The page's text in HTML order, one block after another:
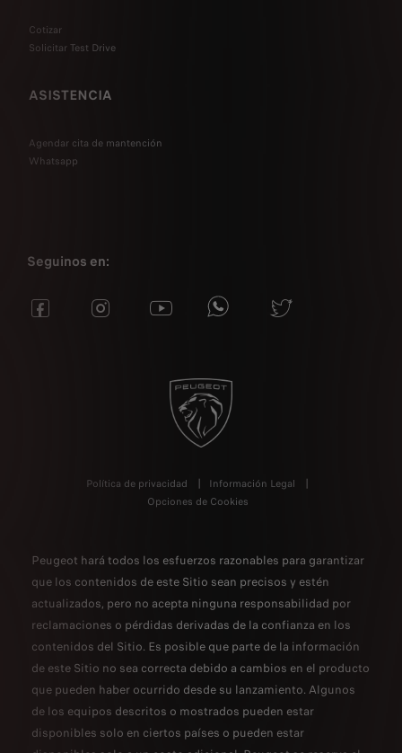
Cotizar
Solicitar Test Drive
ASISTENCIA
Agendar cita de mantención
Whatsapp
Seguinos en:
Política de privacidad
Información Legal
Opciones de Cookies
Peugeot hará todos los esfuerzos razonables para garantizar
que los contenidos de este Sitio sean precisos y estén
actualizados, pero no acepta ninguna responsabilidad por
reclamaciones o pérdidas derivadas de la confianza en los
contenidos del Sitio. Es posible que parte de la información
de este Sitio no sea correcta debido a cambios en el producto
que pueden haber ocurrido desde su lanzamiento. Algunos
de los equipos descritos o mostrados pueden estar
disponibles solo en ciertos países o pueden estar